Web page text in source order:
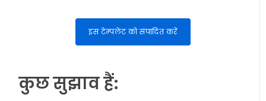
इस टेम्पलेट को संपादित करें
कुछ सुझाव हैं: